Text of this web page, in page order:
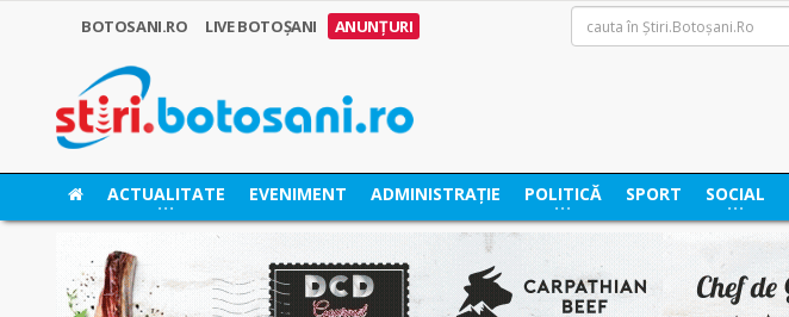
BOTOSANI.RO LIVE BOTOȘANI ANUNȚURI
ACTUALITATE EVENIMENT ADMINISTRAȚIE POLITICĂ SPORT SOCIAL